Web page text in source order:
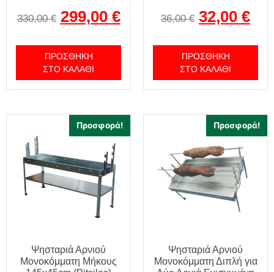
330,00€ 299,00 €
ΠΡΟΣΘΉΚΗ
ΣΤΟ ΚΑΛΆΘΙ
36,00€ 32,00 €
ΠΡΟΣΘΉΚΗ
ΣΤΟ ΚΑΛΆΘΙ
Προσφορά!
Ψησταριά Αρνιού
Μονοκόμματη Μήκους
Προσφορά!
Ψησταριά Αρνιού
Μονοκόμματη Διπλή για